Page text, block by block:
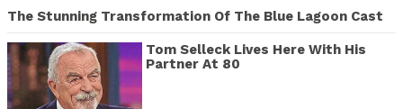
The Stunning Transformation Of The Blue Lagoon Cast
Tom Selleck Lives Here With His
Partner At 80